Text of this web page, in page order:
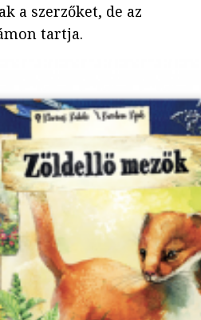
a szerzőket, de az
tartja.